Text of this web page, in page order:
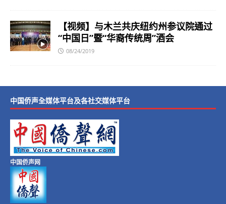
【视频】与木兰共庆纽约州参议院通过
“中国日”暨“华裔传统周”酒会
08/24/2019
中国侨声全媒体平台及各社交媒体平台
中国侨声网